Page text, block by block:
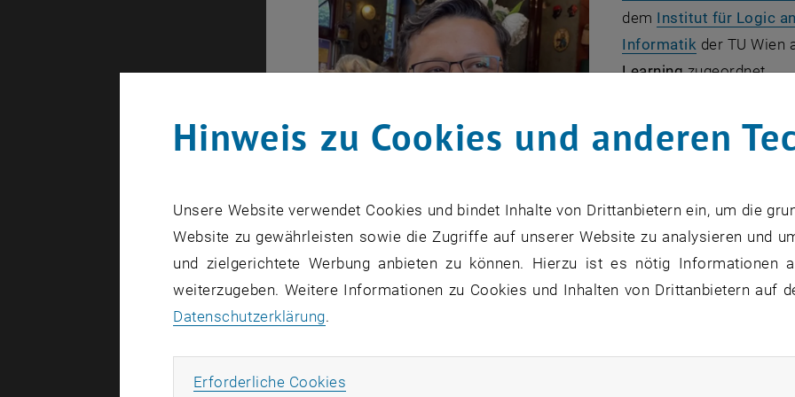
© Ismail Ilkan Ceylan / CAIML
dem Institut für Logic
Informatik , öffnet eine
der TU Wien
Learning zugeordnet.
İsmail
Bachelorstudium im
Masterstudium der
dort mit einer
Data and Knowledge
2018 sowohl mit demE.
Logic, Language and
Fakultät für Informatik
California, Los Angeles (UCLA)
, wo er mit der Forschungsgruppe
Hinweis zu Cookies und anderen
Unsere Website verwendet Cookies und bindet Inhalte von Drittanbietern ein, um die
Website zu gewährleisten sowie die Zugriffe auf unserer Website zu analysieren und
und zielgerichtete Werbung anbieten zu können. Hierzu ist es nötig Informationen
weiterzugeben. Weitere Informationen zu Cookies und Inhalten von Drittanbietern auf
Datenschutzerklärung.
Erforderliche Cookies